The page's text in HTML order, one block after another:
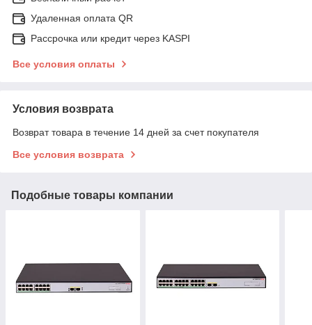
Удаленная оплата QR
Рассрочка или кредит через KASPI
Все условия оплаты
Условия возврата
Возврат товара в течение 14 дней за счет покупателя
Все условия возврата
Подобные товары компании